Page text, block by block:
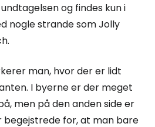
og findes kun i
nogle strande som Jolly
man, hvor der er lidt
I byerne er der meget
men på den anden side er
begejstrede for, at man bare